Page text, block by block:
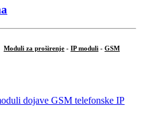
Moduli za proširenje - IP moduli - GSM